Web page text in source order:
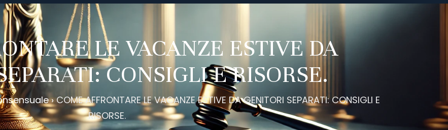
LE VACANZE ESTIVE DA
CONSIGLI E RISORSE.
›COME AFFRONTARE LE VACANZE ESTIVE DA GENITORI SEPARATI: CONSIGLI E
RISORSE.